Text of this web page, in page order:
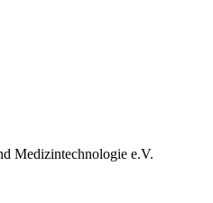
Medizintechnologie e.V.